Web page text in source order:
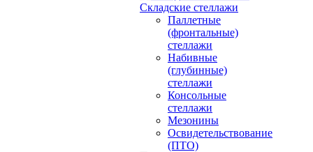
Складские стеллажи
Паллетные
(фронтальные)
стеллажи
Набивные
(глубинные)
стеллажи
Консольные
стеллажи
Мезонины
Освидетельствование
(ПТО)